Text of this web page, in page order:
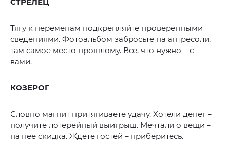
Тягу к переменам подкрепляйте проверенными
сведениями. Фотоальбом забросьте на антресоли,
там самое место прошлому. Все, что нужно – с
вами.
КОЗЕРОГ
Словно магнит притягиваете удачу. Хотели денег –
получите лотерейный выигрыш. Мечтали о вещи –
на нее скидка. Ждете гостей – приберитесь.